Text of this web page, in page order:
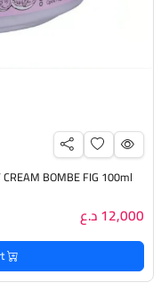
12,000 د.ع
productList.addToCart